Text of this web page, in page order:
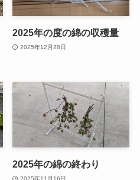
2025年の度の綿の収穫量
2025年12月28日
2025年の綿の終わり
2025年11月16日